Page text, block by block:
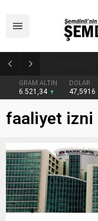
GRAM ALTIN
6.521,34
DOLAR
47,5916
faaliyet izni